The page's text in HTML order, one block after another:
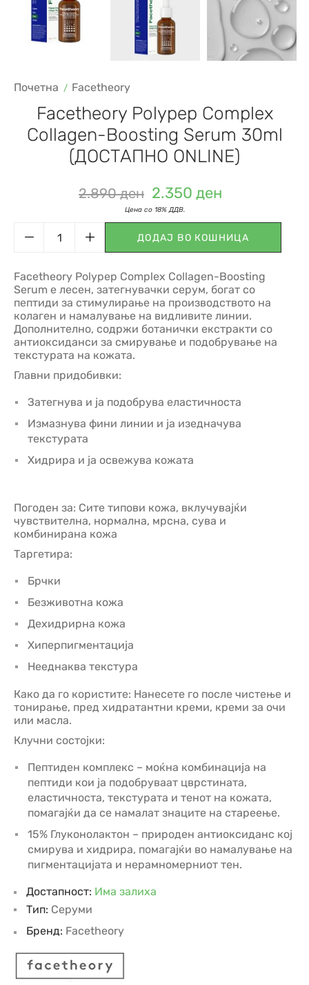
Почетна Facetheory
Facetheory Polypep Complex
Collagen-Boosting Serum 30ml
(ДОСТАПНО ONLINE)
2.890ден 2.350 ден
ДОДАЈ ВО КОШНИЦА
Facetheory Polypep Complex Collagen-Boosting
Serum е лесен, затегнувачки серум, богат со
пептиди за стимулирање на производството на
колаген и намалување на видливите линии.
Дополнително, содржи ботанички екстракти со
антиоксиданси за смирување и подобрување на
текстурата на кожата.
Главни придобивки:
Затегнува и ја подобрува еластичноста
Измазнува фини линии и ја изедначува
текстурата
Хидрира и ја освежува кожата
Погоден за: Сите типови кожа, вклучувајќи
чувствителна, нормална, мрсна, сува и
комбинирана кожа
Таргетира:
Брчки
Безживотна кожа
Дехидрирна кожа
Хиперпигментација
Нееднаква текстура
Како да го користите: Нанесете го после чистење и
тонирање, пред хидратантни креми, креми за очи
или масла.
Клучни состојки:
Пептиден комплекс – моќна комбинација на
пептиди кои ја подобруваат цврстината,
еластичноста, текстурата и тенот на кожата,
помагајќи да се намалат знаците на стареење.
15% Глуконолактон – природен антиоксиданс кој
смирува и хидрира, помагајќи во намалување на
пигментацијата и нерамномерниот тен.
Достапност: Има залиха
Тип: Серуми
Бренд: Facetheory